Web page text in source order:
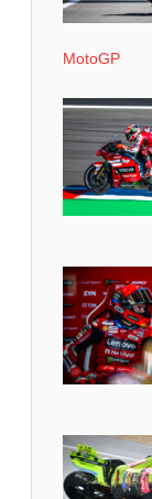
MotoGP